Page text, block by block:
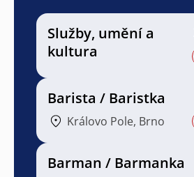
Služby, umění a
kultura
Barista / Baristka
Královo Pole, Brno
Barman / Barmanka